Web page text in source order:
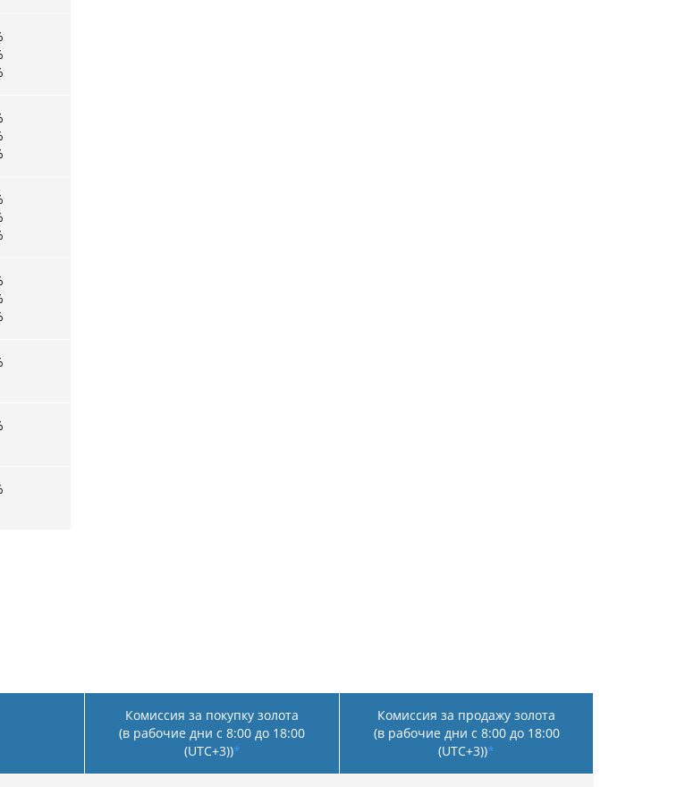
Комиссия за покупку золота
(в рабочие дни с 8:00 до 18:00
(UTC+3))*
Комиссия за продажу золота
(в рабочие дни с 8:00 до 18:00
(UTC+3))*